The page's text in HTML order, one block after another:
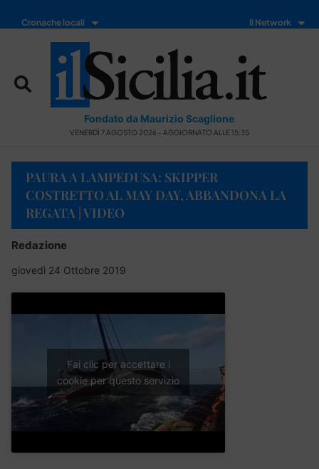
Cronache locali Il Network
Fondato da Maurizio Scaglione
VENERDÌ 7 AGOSTO 2026 - AGGIORNATO ALLE 15:35
PAURA A LAMPEDUSA: SKIPPER
COSTRETTO AL MAY DAY, ABBANDONA LA
REGATA | VIDEO
Redazione
giovedì 24 Ottobre 2019
Fai clic per accettare i
cookie per questo servizio